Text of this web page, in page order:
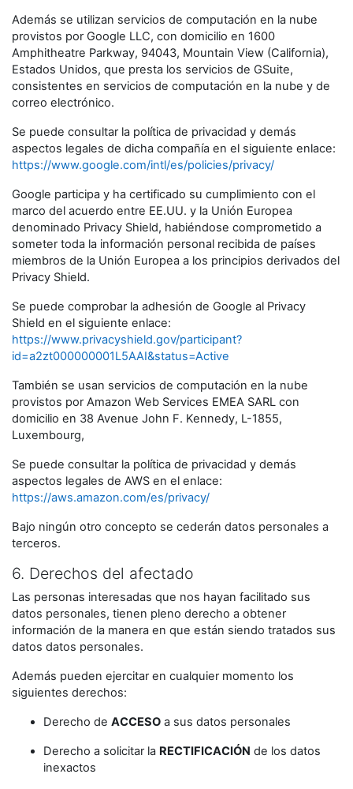
Además se utilizan servicios de computación en la nube
provistos por Google LLC, con domicilio en 1600
Amphitheatre Parkway, 94043, Mountain View (California),
Estados Unidos, que presta los servicios de GSuite,
consistentes en servicios de computación en la nube y de
correo electrónico.
Se puede consultar la política de privacidad y demás
aspectos legales de dicha compañía en el siguiente enlace:
https://www.google.com/intl/es/policies/privacy/
Google participa y ha certificado su cumplimiento con el
marco del acuerdo entre EE.UU. y la Unión Europea
denominado Privacy Shield, habiéndose comprometido a
someter toda la información personal recibida de países
miembros de la Unión Europea a los principios derivados del
Privacy Shield.
Se puede comprobar la adhesión de Google al Privacy
Shield en el siguiente enlace:
https://www.privacyshield.gov/participant?
id=a2zt000000001L5AAI&status=Active
También se usan servicios de computación en la nube
provistos por Amazon Web Services EMEA SARL con
domicilio en 38 Avenue John F. Kennedy, L-1855,
Luxembourg,
Se puede consultar la política de privacidad y demás
aspectos legales de AWS en el enlace:
https://aws.amazon.com/es/privacy/
Bajo ningún otro concepto se cederán datos personales a
terceros.
6. Derechos del afectado
Las personas interesadas que nos hayan facilitado sus
datos personales, tienen pleno derecho a obtener
información de la manera en que están siendo tratados sus
datos datos personales.
Además pueden ejercitar en cualquier momento los
siguientes derechos:
Derecho de ACCESO a sus datos personales
Derecho a solicitar la RECTIFICACIÓN de los datos
inexactos